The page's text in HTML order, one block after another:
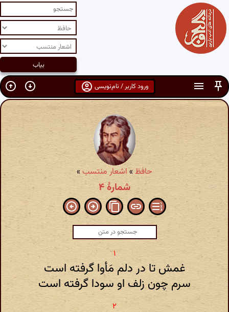
ورود کاربر / نام‌نویسی
حافظ» اشعار منتسب»
شمارهٔ ۴
غمش تا در دلم مَأوا گرفته است
سرم چون زلف او سودا گرفته است